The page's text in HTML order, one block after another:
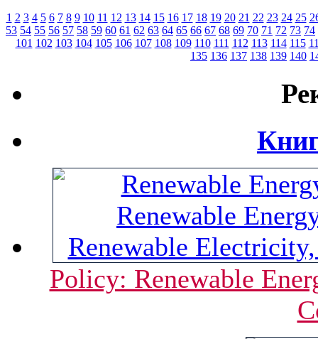
1 2 3 4 5 6 7 8 9 10 11 12 13 14 15 16 17 18 19 20 21 22 23 24 25
53 54 55 56 57 58 59 60 61 62 63 64 65 66 67 68 69 70 71 72 73 74
101 102 103 104 105 106 107 108 109 110 111 112 113 114 115
135 136 137 138 139 140
Policy: Renewable